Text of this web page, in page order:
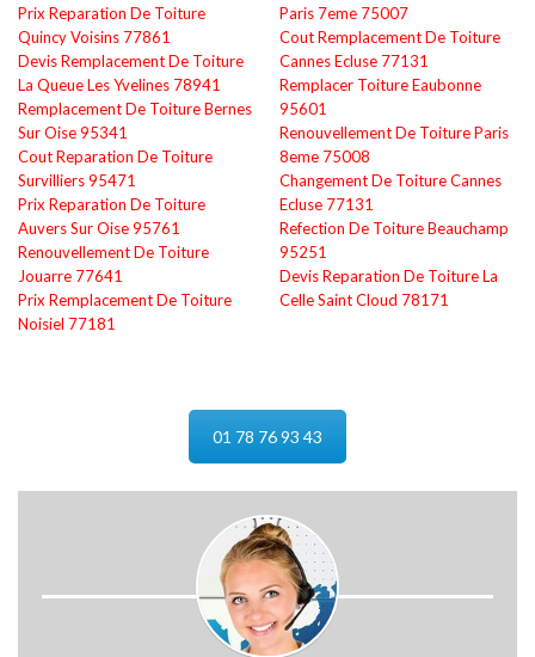
Prix Reparation De Toiture
Quincy Voisins 77861
Devis Remplacement De Toiture
La Queue Les Yvelines 78941
Remplacement De Toiture Bernes
Sur Oise 95341
Cout Reparation De Toiture
Survilliers 95471
Prix Reparation De Toiture
Auvers Sur Oise 95761
Renouvellement De Toiture
Jouarre 77641
Prix Remplacement De Toiture
Noisiel 77181
Paris 7eme 75007
Cout Remplacement De Toiture
Cannes Ecluse 77131
Remplacer Toiture Eaubonne
95601
Renouvellement De Toiture Paris
8eme 75008
Changement De Toiture Cannes
Ecluse 77131
Refection De Toiture Beauchamp
95251
Devis Reparation De Toiture La
Celle Saint Cloud 78171
01 78 76 93 43